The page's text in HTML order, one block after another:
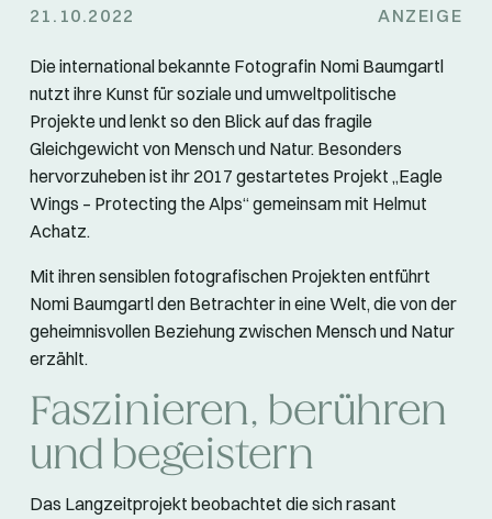
21.10.2022 ANZEIGE
Die international bekannte Fotografin Nomi Baumgartl
nutzt ihre Kunst für soziale und umweltpolitische
Projekte und lenkt so den Blick auf das fragile
Gleichgewicht von Mensch und Natur. Besonders
hervorzuheben ist ihr 2017 gestartetes Projekt „Eagle
Wings – Protecting the Alps“ gemeinsam mit Helmut
Achatz.
Mit ihren sensiblen fotografischen Projekten entführt
Nomi Baumgartl den Betrachter in eine Welt, die von der
geheimnisvollen Beziehung zwischen Mensch und Natur
erzählt.
Faszinieren, berühren
und begeistern
Das Langzeitprojekt beobachtet die sich rasant